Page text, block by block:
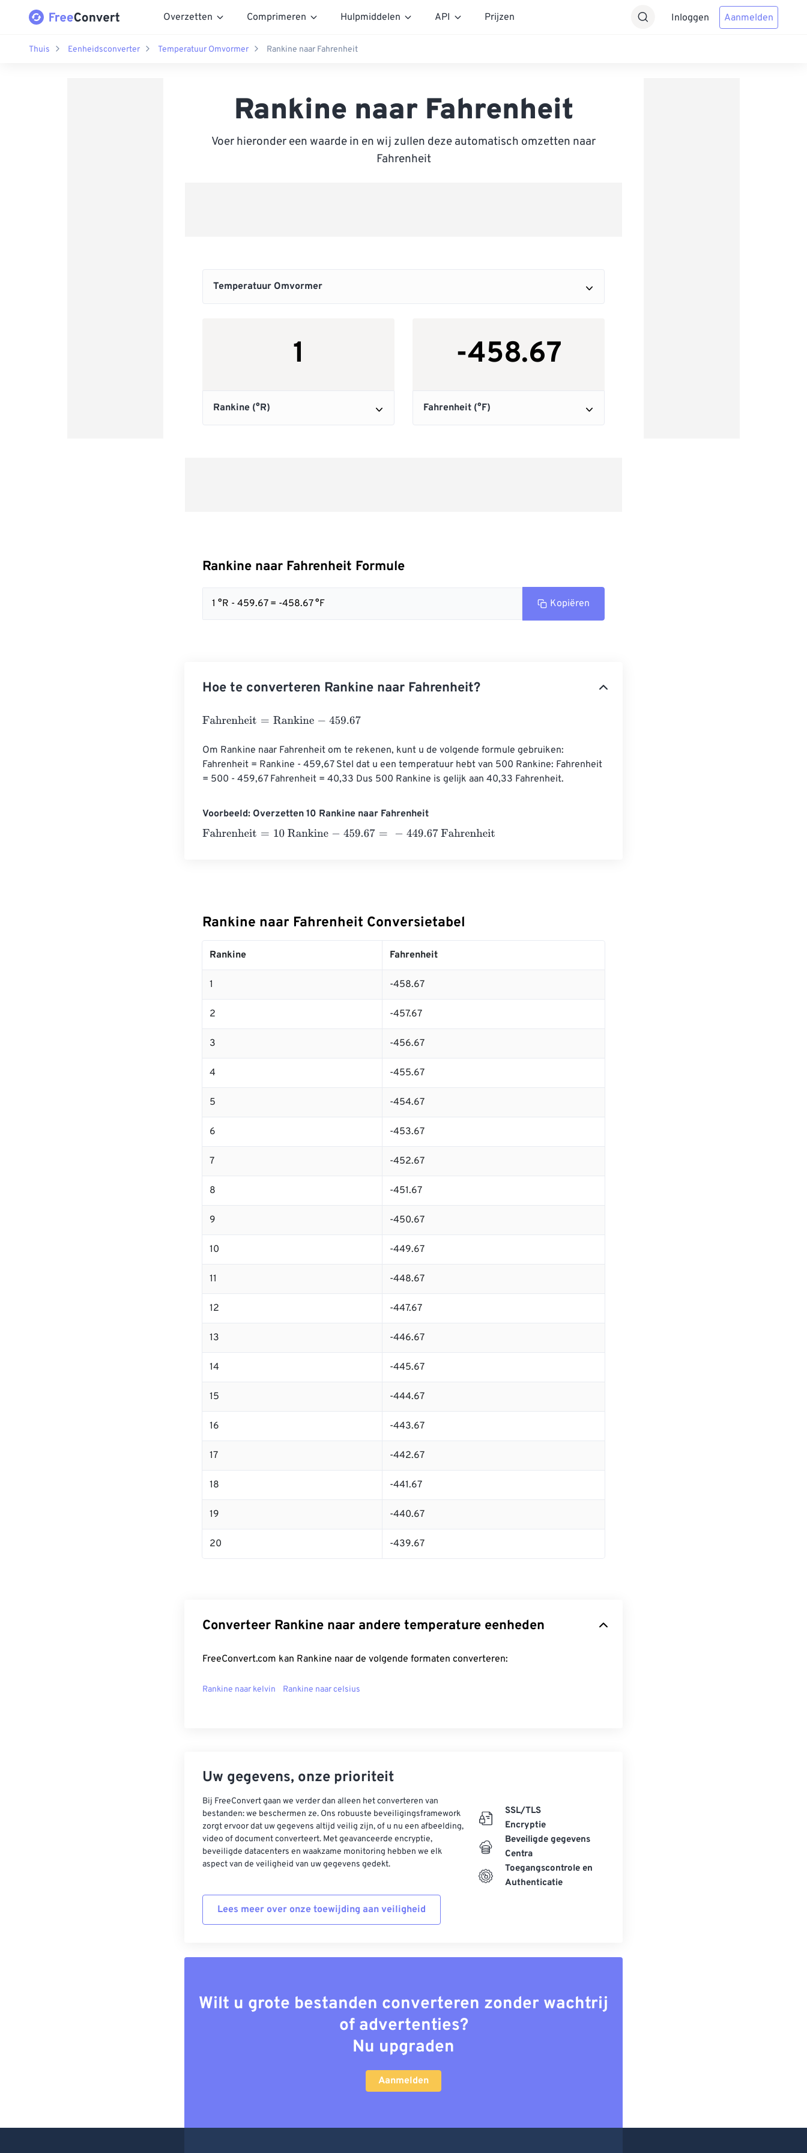
Overzetten Comprimeren Hulpmiddelen API Prijzen Inloggen Aanmelden
Thuis Eenheidsconverter Temperatuur Omvormer Rankine naar Fahrenheit
Rankine naar Fahrenheit
Voer hieronder een waarde in en wij zullen deze automatisch omzetten naar
Fahrenheit
Rankine naar Fahrenheit Formule
1 °R - 459.67 = -458.67 °F Kopiëren
Hoe te converteren Rankine naar Fahrenheit?
Fahrenheit=Rankine-459.67
Om Rankine naar Fahrenheit om te rekenen, kunt u de volgende formule gebruiken:
Fahrenheit = Rankine - 459,67 Stel dat u een temperatuur hebt van 500 Rankine: Fahrenheit
= 500 - 459,67 Fahrenheit = 40,33 Dus 500 Rankine is gelijk aan 40,33 Fahrenheit.
Voorbeeld: Overzetten 10 Rankine naar Fahrenheit
Fahrenheit=10 Rankine-459.67= -449.67 Fahrenheit
Rankine naar Fahrenheit Conversietabel
Rankine Fahrenheit
1 -458.67
2 -457.67
3 -456.67
4 -455.67
5 -454.67
6 -453.67
7 -452.67
8 -451.67
9 -450.67
10 -449.67
11 -448.67
12 -447.67
13 -446.67
14 -445.67
15 -444.67
16 -443.67
17 -442.67
18 -441.67
19 -440.67
20 -439.67
Converteer Rankine naar andere temperature eenheden
FreeConvert.com kan Rankine naar de volgende formaten converteren:
Rankine naar kelvin Rankine naar celsius
Uw gegevens, onze prioriteit
Bij FreeConvert gaan we verder dan alleen het converteren van
bestanden: we beschermen ze. Ons robuuste beveiligingsframework
zorgt ervoor dat uw gegevens altijd veilig zijn, of u nu een afbeelding,
video of document converteert. Met geavanceerde encryptie,
beveiligde datacenters en waakzame monitoring hebben we elk
aspect van de veiligheid van uw gegevens gedekt.
Lees meer over onze toewijding aan veiligheid
SSL/TLS
Encryptie
Beveiligde gegevens
Centra
Toegangscontrole en
Authenticatie
Wilt u grote bestanden converteren zonder wachtrij
of advertenties?
Nu upgraden
Aanmelden